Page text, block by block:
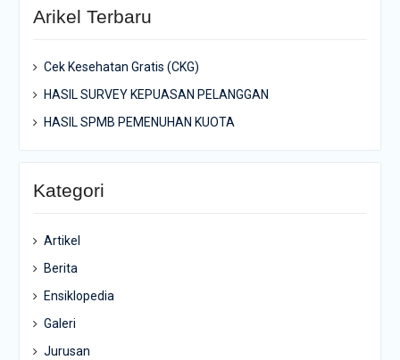
Arikel Terbaru
Cek Kesehatan Gratis (CKG)
HASIL SURVEY KEPUASAN PELANGGAN
HASIL SPMB PEMENUHAN KUOTA
Kategori
Artikel
Berita
Ensiklopedia
Galeri
Jurusan